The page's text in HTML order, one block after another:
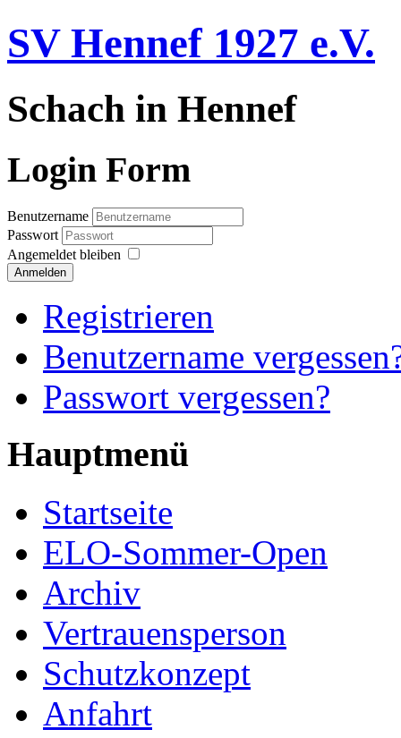
SV Hennef 1927 e.V.
Schach in Hennef
Login Form
Benutzername
Passwort
Angemeldet bleiben
Anmelden
Registrieren
Benutzername
Passwort vergessen?
Hauptmenü
Startseite
ELO-Sommer-Open
Archiv
Vertrauensperson
Schutzkonzept
Anfahrt